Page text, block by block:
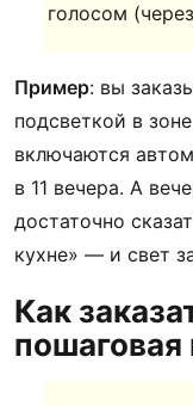
голосом
Пример: вы
подсветкой в
включаются
в 11 вечера. А
достаточно
кухне» — и свет
Как
пошаговая